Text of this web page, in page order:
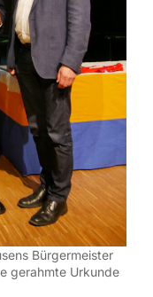
Bürgermeister
gerahmte Urkunde